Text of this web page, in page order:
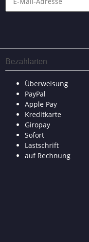
Bezahlarten
Überweisung
PayPal
Apple Pay
Kreditkarte
Giropay
Sofort
Lastschrift
auf Rechnung